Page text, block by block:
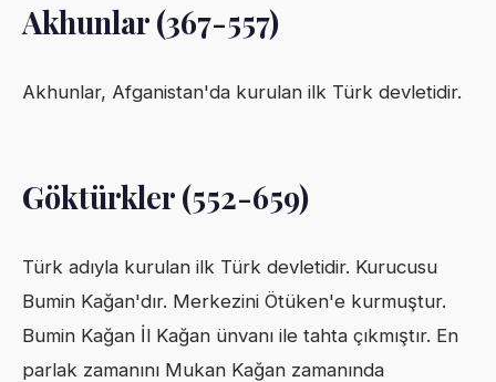
Akhunlar (367-557)
Akhunlar, Afganistan'da kurulan ilk Türk devletidir.
Göktürkler (552-659)
Türk adıyla kurulan ilk Türk devletidir. Kurucusu
Bumin Kağan'dır. Merkezini Ötüken'e kurmuştur.
Bumin Kağan İl Kağan ünvanı ile tahta çıkmıştır. En
parlak zamanını Mukan Kağan zamanında